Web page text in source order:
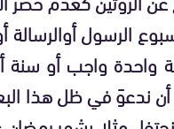
الرسول أوالرسالة
واحدة واجب أو
ندعوَ في ظل هذا